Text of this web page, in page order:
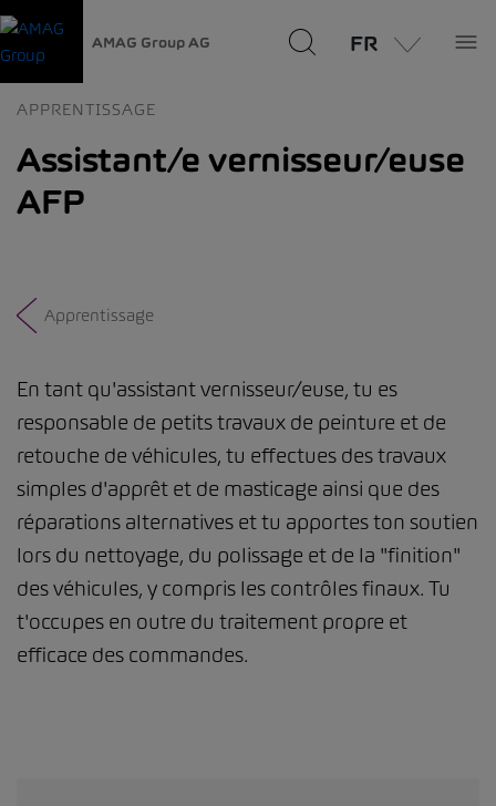
AMAG Group AG FR
APPRENTISSAGE
Assistant/e vernisseur/euse
AFP
Apprentissage
En tant qu'assistant vernisseur/euse, tu es
responsable de petits travaux de peinture et de
retouche de véhicules, tu effectues des travaux
simples d'apprêt et de masticage ainsi que des
réparations alternatives et tu apportes ton soutien
lors du nettoyage, du polissage et de la "finition"
des véhicules, y compris les contrôles finaux. Tu
t'occupes en outre du traitement propre et
efficace des commandes.